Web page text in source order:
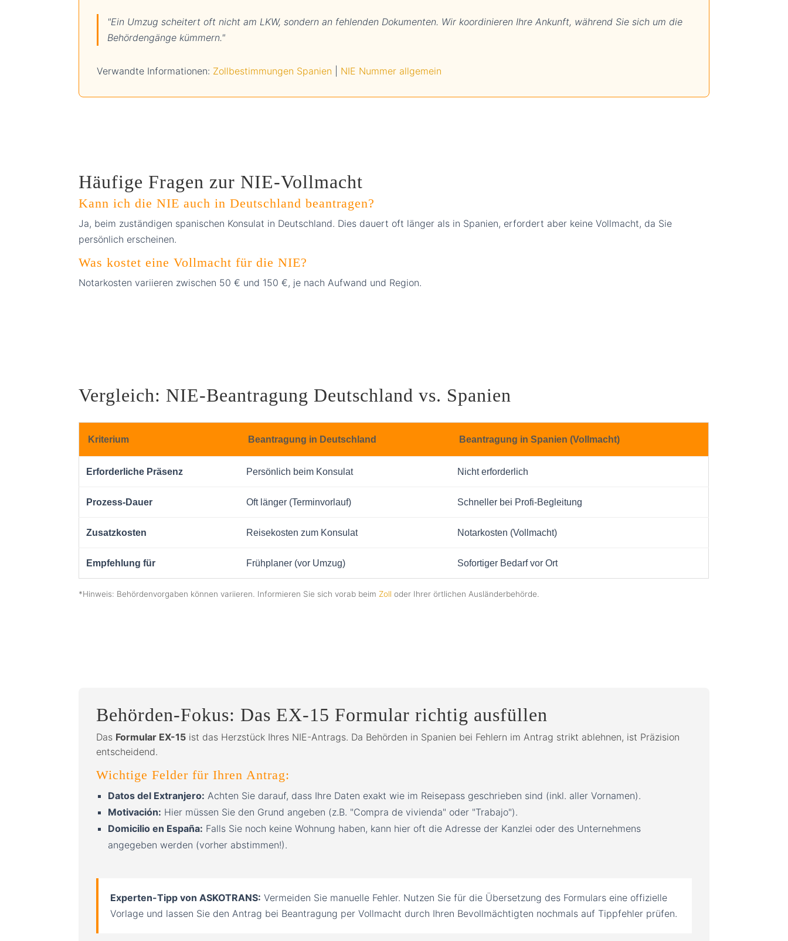
"Ein Umzug scheitert oft nicht am LKW, sondern an fehlenden Dokumenten. Wir koordinieren Ihre Ankunft, während Sie sich um die
Behördengänge kümmern."
Verwandte Informationen: Zollbestimmungen Spanien NIE Nummer allgemein
Häufige Fragen zur NIE-Vollmacht
Kann ich die NIE auch in Deutschland beantragen?
Ja, beim zuständigen spanischen Konsulat in Deutschland. Dies dauert oft länger als in Spanien, erfordert aber keine Vollmacht, da Sie
persönlich erscheinen.
Was kostet eine Vollmacht für die NIE?
Notarkosten variieren zwischen 50 € und 150 €, je nach Aufwand und Region.
Vergleich: NIE-Beantragung Deutschland vs. Spanien
Kriterium Beantragung in Deutschland Beantragung in Spanien (Vollmacht)
Erforderliche Präsenz Persönlich beim Konsulat Nicht erforderlich
Prozess-Dauer Oft länger (Terminvorlauf) Schneller bei Profi-Begleitung
Zusatzkosten Reisekosten zum Konsulat Notarkosten (Vollmacht)
Empfehlung für Frühplaner (vor Umzug) Sofortiger Bedarf vor Ort
*Hinweis: Behördenvorgaben können variieren. Informieren Sie sich vorab beim Zoll oder Ihrer örtlichen Ausländerbehörde.
Behörden-Fokus: Das EX-15 Formular richtig ausfüllen
Das Formular EX-15 ist das Herzstück Ihres NIE-Antrags. Da Behörden in Spanien bei Fehlern im Antrag strikt ablehnen, ist Präzision
entscheidend.
Wichtige Felder für Ihren Antrag:
Datos del Extranjero: Achten Sie darauf, dass Ihre Daten exakt wie im Reisepass geschrieben sind (inkl. aller Vornamen).
Motivación: Hier müssen Sie den Grund angeben (z.B. "Compra de vivienda" oder "Trabajo").
Domicilio en España: Falls Sie noch keine Wohnung haben, kann hier oft die Adresse der Kanzlei oder des Unternehmens
angegeben werden (vorher abstimmen!).
Experten-Tipp von ASKOTRANS: Vermeiden Sie manuelle Fehler. Nutzen Sie für die Übersetzung des Formulars eine offizielle
Vorlage und lassen Sie den Antrag bei Beantragung per Vollmacht durch Ihren Bevollmächtigten nochmals auf Tippfehler prüfen.